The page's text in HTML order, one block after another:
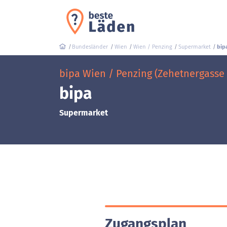
Bundesländer Wien Wien / Penzing Supermarket
bipa Wien / Penzing (Zehetnergasse
bipa
Supermarket